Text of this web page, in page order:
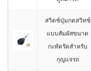
สวิตช์ปุ่มกดสวิทช์
แบบสัมผัสขนาด
กะทัดรัดสำหรับ
กุญแจรถ